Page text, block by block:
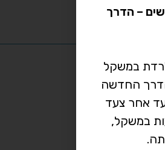
– הדרך
במשקל
את הדרך החדשה
אחר צעד
במשקל,